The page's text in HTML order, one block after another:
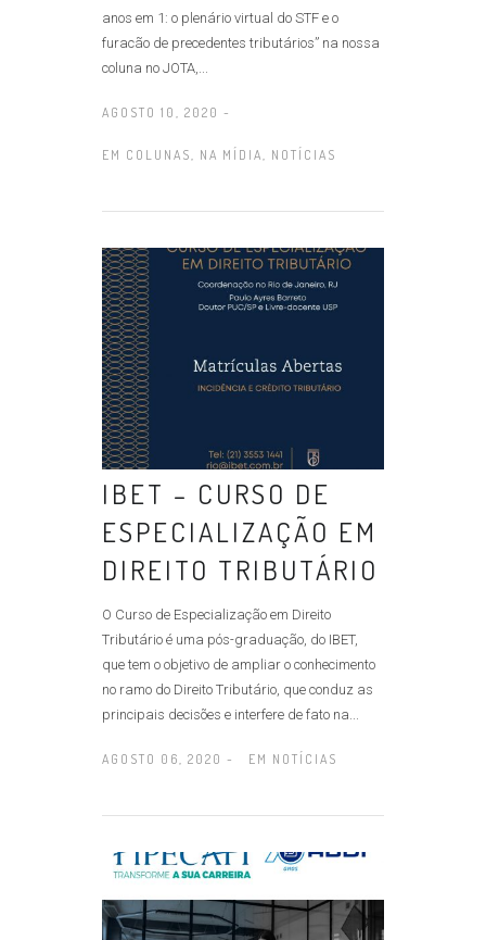
anos em 1: o plenário virtual do STF e o
furacão de precedentes tributários” na nossa
coluna no JOTA,...
AGOSTO 10, 2020 -
EM COLUNAS, NA MÍDIA, NOTÍCIAS
IBET – CURSO DE
ESPECIALIZAÇÃO EM
DIREITO TRIBUTÁRIO
O Curso de Especialização em Direito
Tributário é uma pós-graduação, do IBET,
que tem o objetivo de ampliar o conhecimento
no ramo do Direito Tributário, que conduz as
principais decisões e interfere de fato na...
AGOSTO 06, 2020 - EM NOTÍCIAS